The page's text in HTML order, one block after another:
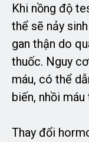
Khi nồng độ
thể sẽ nảy
gan thận do
thuốc. Nguy
máu, có thể
biến, nhồi máu
Thay đổi